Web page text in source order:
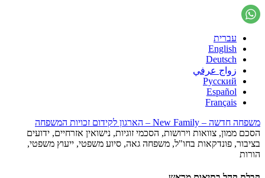
עברית
English
Deutsch
زواج عرفي
Русский
Español
Français
משפחה חדשה – New Family – הארגון לקידום זכויות המשפחה
הסכם ממון, צוואות וירושות, הסכמי זוגיות, נישואין אזרחיים, ידועים
בציבור, פונדקאות בחו"ל, משפחה גאה, סיוע משפטי, ייעוץ משפטי,
הורות